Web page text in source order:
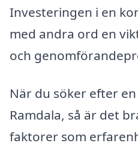
Investeringen i en
med andra ord en
och
När du söker efter
Ramdala, så är det
faktorer som